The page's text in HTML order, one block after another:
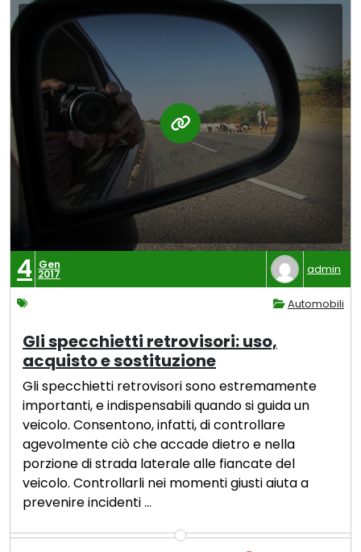
4 Gen
2017 admin
Automobili
Gli specchietti retrovisori: uso,
acquisto e sostituzione
Gli specchietti retrovisori sono estremamente
importanti, e indispensabili quando si guida un
veicolo. Consentono, infatti, di controllare
agevolmente ciò che accade dietro e nella
porzione di strada laterale alle fiancate del
veicolo. Controllarli nei momenti giusti aiuta a
prevenire incidenti …